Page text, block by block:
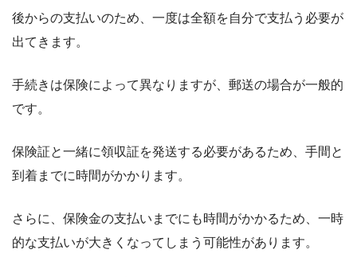
後からの支払いのため、一度は全額を自分で支払う必要が
出てきます。
手続きは保険によって異なりますが、郵送の場合が一般的
です。
保険証と一緒に領収証を発送する必要があるため、手間と
到着までに時間がかかります。
さらに、保険金の支払いまでにも時間がかかるため、一時
的な支払いが大きくなってしまう可能性があります。